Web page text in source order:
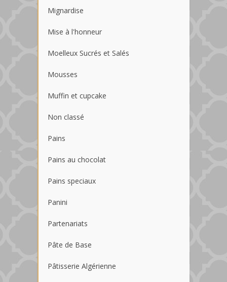
Mignardise
Mise à l'honneur
Moelleux Sucrés et Salés
Mousses
Muffin et cupcake
Non classé
Pains
Pains au chocolat
Pains speciaux
Panini
Partenariats
Pâte de Base
Pâtisserie Algérienne